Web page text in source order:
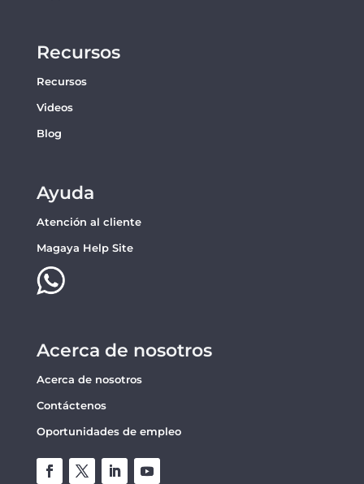
Recursos
Recursos
Videos
Blog
Ayuda
Atención al cliente
Magaya Help Site
Acerca de nosotros
Acerca de nosotros
Contáctenos
Oportunidades de empleo